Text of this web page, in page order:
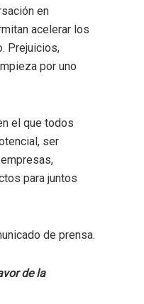
en
acelerar los
Prejuicios,
por uno
el que todos
ser
para juntos
de prensa.
de la